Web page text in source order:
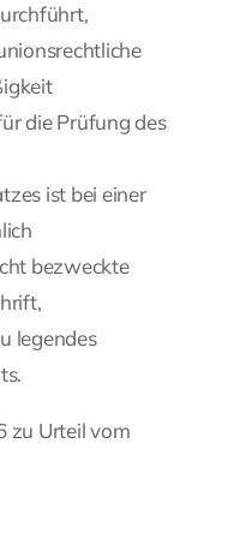
die Prüfung des
ist bei einer
bezweckte
legendes
zu Urteil vom